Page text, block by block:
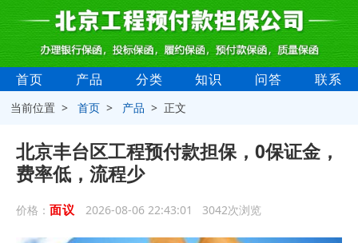
首页 产品 分类 知识 问答 联系
当前位置 >首页 > 产品 > 正文
北京丰台区工程预付款担保，0保证金，
费率低，流程少
价格： 面议 2026-08-06 22:43:01 3042次浏览